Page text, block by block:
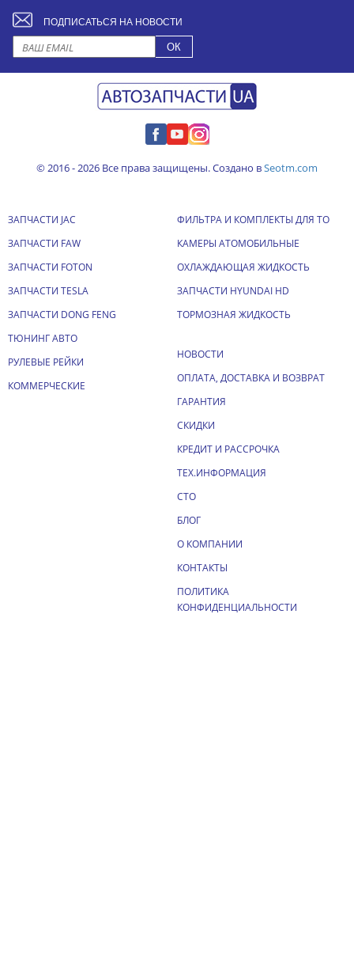
ПОДПИСАТЬСЯ НА НОВОСТИ
© 2016 - 2026 Все права защищены. Создано вSeotm.com
ЗАПЧАСТИ JAC
ЗАПЧАСТИ FAW
ЗАПЧАСТИ FOTON
ЗАПЧАСТИ TESLA
ЗАПЧАСТИ DONG FENG
ТЮНИНГ АВТО
РУЛЕВЫЕ РЕЙКИ
КОММЕРЧЕСКИЕ
ФИЛЬТРА И КОМПЛЕКТЫ ДЛЯ ТО
КАМЕРЫ АТОМОБИЛЬНЫЕ
ОХЛАЖДАЮЩАЯ ЖИДКОСТЬ
ЗАПЧАСТИ HYUNDAI HD
ТОРМОЗНАЯ ЖИДКОСТЬ
НОВОСТИ
ОПЛАТА, ДОСТАВКА И ВОЗВРАТ
ГАРАНТИЯ
СКИДКИ
КРЕДИТ И РАССРОЧКА
ТЕХ.ИНФОРМАЦИЯ
СТО
БЛОГ
О КОМПАНИИ
КОНТАКТЫ
ПОЛИТИКА
КОНФИДЕНЦИАЛЬНОСТИ